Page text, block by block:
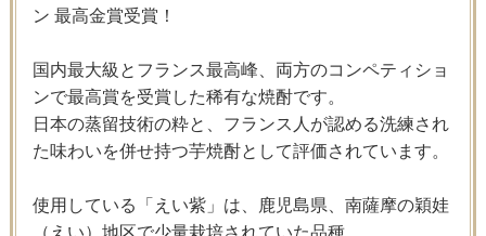
ン 最高金賞受賞！
国内最大級とフランス最高峰、両方のコンペティショ
ンで最高賞を受賞した稀有な焼酎です。
日本の蒸留技術の粋と、フランス人が認める洗練され
た味わいを併せ持つ芋焼酎として評価されています。
使用している「えい紫」は、鹿児島県、南薩摩の穎娃